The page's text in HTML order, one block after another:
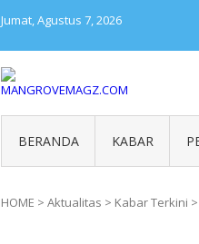
Jumat, Agustus 7, 2026
BERANDA KABAR
HOME > Aktualitas > Kabar Terkini >